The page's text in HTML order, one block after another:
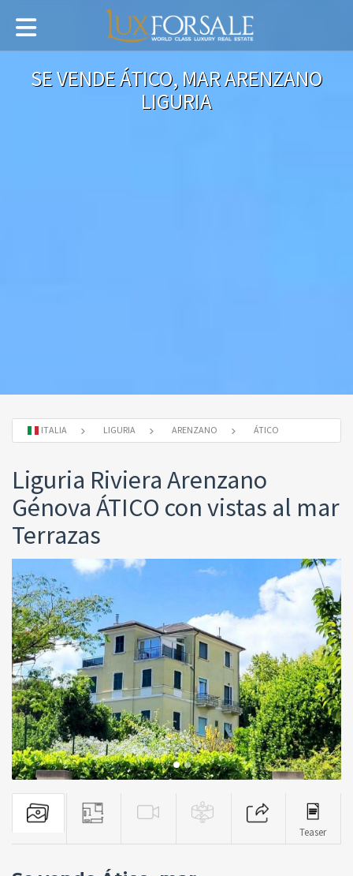
SE VENDE ÁTICO, MAR ARENZANO
LIGURIA
ITALIA LIGURIA ARENZANO ÁTICO
Liguria Riviera Arenzano
Génova ÁTICO con vistas al mar
Terrazas
Teaser